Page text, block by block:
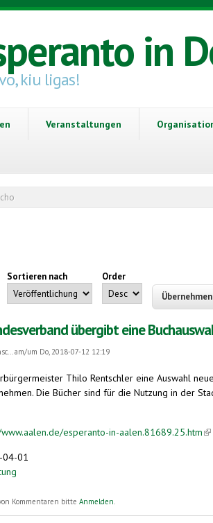
in
kiu ligas!
Veranstaltungen
Sortieren nach Order
übergibt eine
am/um Do, 2018-07-12 12:19
Thilo Rentschler eine Auswahl
Die Bücher sind für die Nutzung in der
esperanto-in-aalen.81689.25.htm
01
Landesverband übergibt eine Buchauswahl an die
Kommentaren bitte Anmelden.